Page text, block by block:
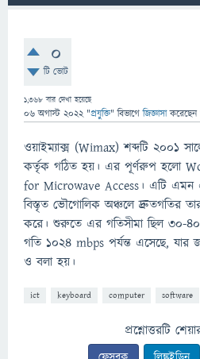
0
টি ভোট
1,368 বার দেখা হয়েছে
06 অগাস্ট 2022 "প্রযুক্তি" বিভাগে জিজ্ঞাসাকরেছেন
ওয়াইম্যাক্স (Wimax) শব্দটি ২০০১
কর্তৃক গঠিত হয়। এর পূর্ণরুপ হলো
for Microwave Access। এটি এমন
বিস্তৃত ভৌগোলিক অঞ্চলে দ্রুতগতির
করে। শুরুতে এর গতিসীমা ছিল ৩০-
গতি 1024 mbps পর্যন্ত এসেছে, যার
ও বলা হয়।
ict keyboard computer software
প্রশ্নোত্তরটি